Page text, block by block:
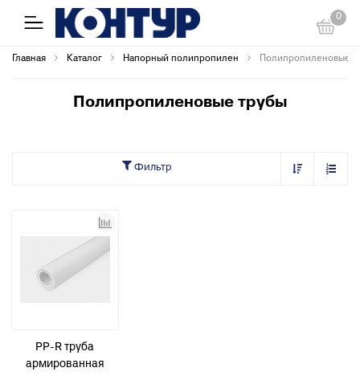
0
Главная Каталог Напорный полипропилен Полипропиленовые
Полипропиленовые трубы
Фильтр
PP-R труба
армированная